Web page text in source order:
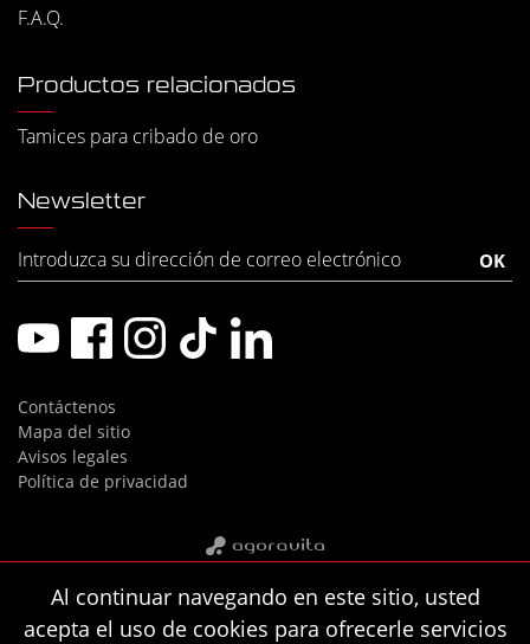
Al continuar navegando en este sitio, usted
acepta el uso de cookies para ofrecerle servicios
F.A.Q.
Productos relacionados
Tamices para cribado de oro
Newsletter
Contáctenos
Mapa del sitio
Avisos legales
Política de privacidad